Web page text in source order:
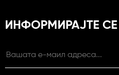
ИНФОРМИРАЈТЕ СЕ